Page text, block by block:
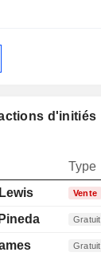
d'initiés
Type
Vente
Gratuit
Gratuit